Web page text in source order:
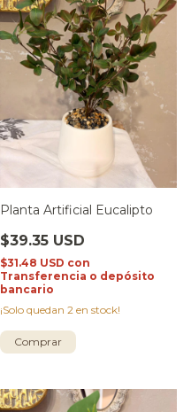
Planta Artificial Eucalipto
$39.35 USD
$31.48 USD con
Transferencia o depósito
bancario
¡Solo quedan 2 en stock!